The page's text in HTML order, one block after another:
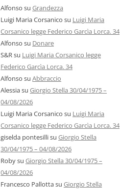
Alfonso su Grandezza
Luigi Maria Corsanico su Luigi Maria
Corsanico legge Federico Garcìa Lorca. 34
Alfonso su Donare
S&Rsu Luigi Maria Corsanico legge
Federico Garcìa Lorca. 34
Alfonso su Abbraccio
Alessiasu Giorgio Stella 30/04/1975 –
04/08/2026
Luigi Maria Corsanico su Luigi Maria
Corsanico legge Federico Garcìa Lorca. 34
giselda pontesillisu Giorgio Stella
30/04/1975 – 04/08/2026
Robysu Giorgio Stella 30/04/1975 –
04/08/2026
Francesco Pallottasu Giorgio Stella